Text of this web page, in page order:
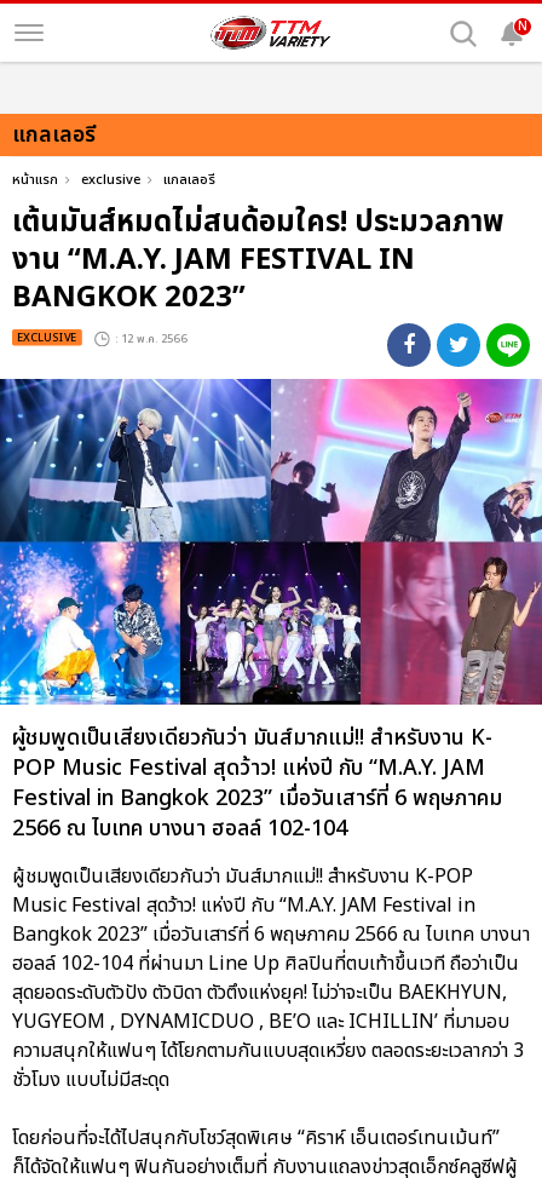
N
แกลเลอรี
หน้าแรก exclusive แกลเลอรี
เต้นมันส์หมดไม่สนด้อมใคร! ประมวลภาพ
งาน “M.A.Y. JAM FESTIVAL IN
BANGKOK 2023”
EXCLUSIVE : 12 พ.ค. 2566
ผู้ชมพูดเป็นเสียงเดียวกันว่า มันส์มากแม่!! สำหรับงาน K-
POP Music Festival สุดว้าว! แห่งปี กับ “M.A.Y. JAM
Festival in Bangkok 2023” เมื่อวันเสาร์ที่ 6 พฤษภาคม
2566 ณ ไบเทค บางนา ฮอลล์ 102-104
ผู้ชมพูดเป็นเสียงเดียวกันว่า มันส์มากแม่!! สำหรับงาน K-POP
Music Festival สุดว้าว! แห่งปี กับ “M.A.Y. JAM Festival in
Bangkok 2023” เมื่อวันเสาร์ที่ 6 พฤษภาคม 2566 ณ ไบเทค บางนา
ฮอลล์ 102-104 ที่ผ่านมา Line Up ศิลปินที่ตบเท้าขึ้นเวที ถือว่าเป็น
สุดยอดระดับตัวปัง ตัวบิดา ตัวตึงแห่งยุค! ไม่ว่าจะเป็น BAEKHYUN,
YUGYEOM , DYNAMICDUO , BE’O และ ICHILLIN’ ที่มามอบ
ความสนุกให้แฟนๆ ได้โยกตามกันแบบสุดเหวี่ยง ตลอดระยะเวลากว่า 3
ชั่วโมง แบบไม่มีสะดุด
โดยก่อนที่จะได้ไปสนุกกับโชว์สุดพิเศษ “คิราห์ เอ็นเตอร์เทนเม้นท์”
ก็ได้จัดให้แฟนๆ ฟินกันอย่างเต็มที่ กับงานแถลงข่าวสุดเอ็กซ์คลูซีฟผู้